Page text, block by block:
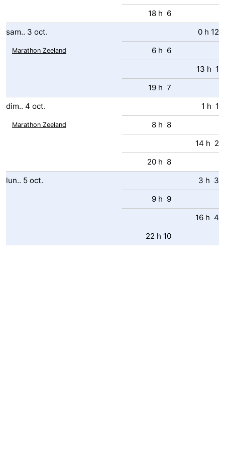
18 h 6
sam.. 3 oct. 0 h 12
Marathon Zeeland
6 h 6
13 h 1
19 h 7
dim.. 4 oct. 1 h 1
Marathon Zeeland
8 h 8
14 h 2
20 h 8
lun.. 5 oct.
3 h 3
9 h 9
16 h 4
22 h 10